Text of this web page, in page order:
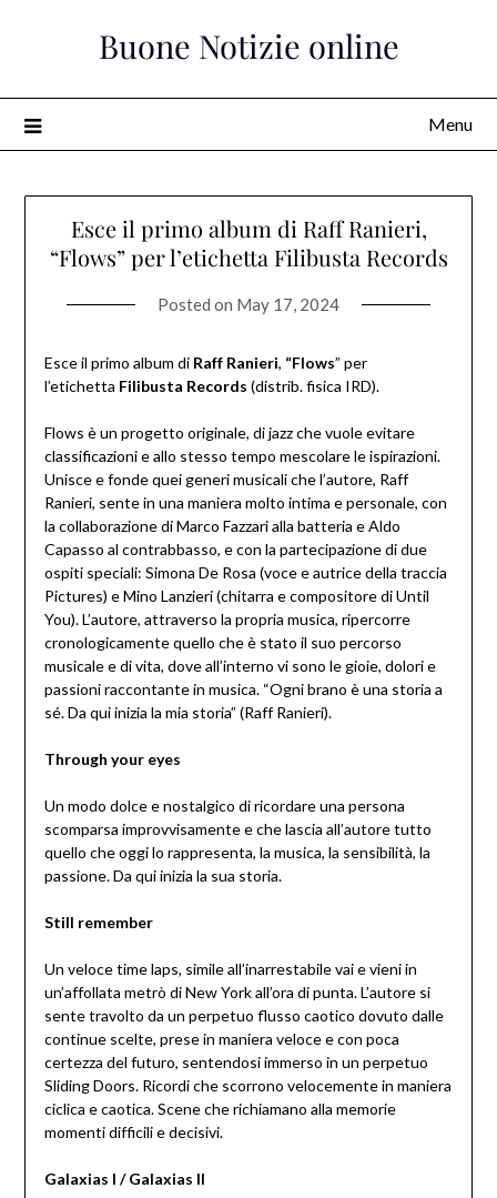
Buone Notizie online
Menu
Esce il primo album di Raff Ranieri,
“Flows” per l’etichetta Filibusta Records
Posted on May 17, 2024
Esce il primo album di Raff Ranieri, “Flows” per
l’etichetta Filibusta Records (distrib. fisica IRD).
Flows è un progetto originale, di jazz che vuole evitare
classificazioni e allo stesso tempo mescolare le ispirazioni.
Unisce e fonde quei generi musicali che l’autore, Raff
Ranieri, sente in una maniera molto intima e personale, con
la collaborazione di Marco Fazzari alla batteria e Aldo
Capasso al contrabbasso, e con la partecipazione di due
ospiti speciali: Simona De Rosa (voce e autrice della traccia
Pictures) e Mino Lanzieri (chitarra e compositore di Until
You). L’autore, attraverso la propria musica, ripercorre
cronologicamente quello che è stato il suo percorso
musicale e di vita, dove all’interno vi sono le gioie, dolori e
passioni raccontante in musica. “Ogni brano è una storia a
sé. Da qui inizia la mia storia” (Raff Ranieri).
Through your eyes
Un modo dolce e nostalgico di ricordare una persona
scomparsa improvvisamente e che lascia all’autore tutto
quello che oggi lo rappresenta, la musica, la sensibilità, la
passione. Da qui inizia la sua storia.
Still remember
Un veloce time laps, simile all’inarrestabile vai e vieni in
un’affollata metrò di New York all’ora di punta. L’autore si
sente travolto da un perpetuo flusso caotico dovuto dalle
continue scelte, prese in maniera veloce e con poca
certezza del futuro, sentendosi immerso in un perpetuo
Sliding Doors. Ricordi che scorrono velocemente in maniera
ciclica e caotica. Scene che richiamano alla memorie
momenti difficili e decisivi.
Galaxias I / Galaxias II